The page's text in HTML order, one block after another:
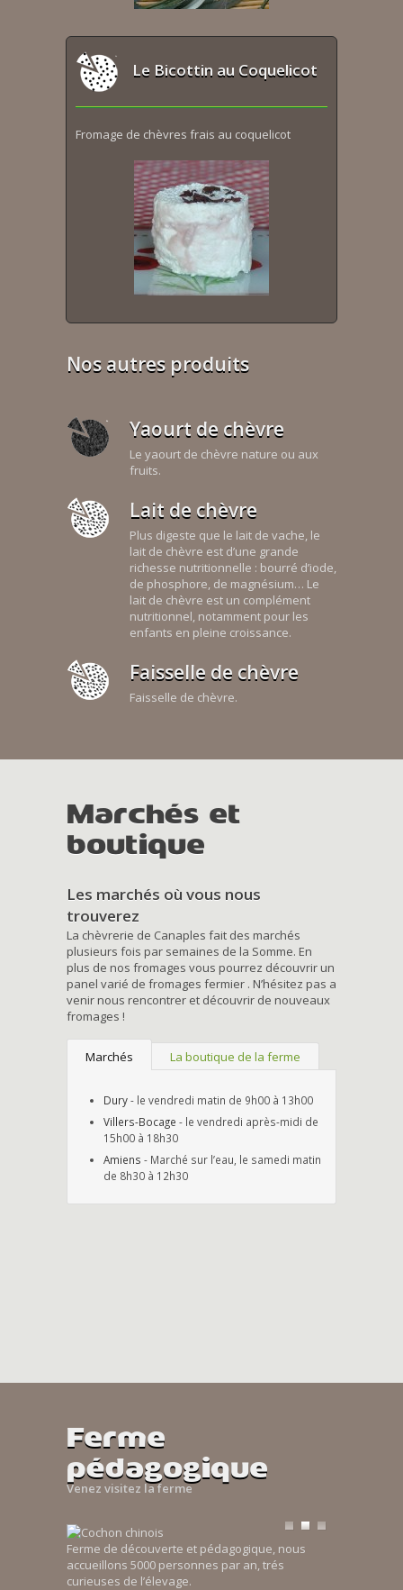
Le Bicottin au Coquelicot
Fromage de chèvres frais au coquelicot
Nos autres produits
Yaourt de chèvre
Le yaourt de chèvre nature ou aux
fruits.
Lait de chèvre
Plus digeste que le lait de vache, le
lait de chèvre est d’une grande
richesse nutritionnelle : bourré d’iode,
de phosphore, de magnésium… Le
lait de chèvre est un complément
nutritionnel, notamment pour les
enfants en pleine croissance.
Faisselle de chèvre
Faisselle de chèvre.
Marchés et
boutique
Les marchés où vous nous
trouverez
La chèvrerie de Canaples fait des marchés
plusieurs fois par semaines de la Somme. En
plus de nos fromages vous pourrez découvrir un
panel varié de fromages fermier . N’hésitez pas a
venir nous rencontrer et découvrir de nouveaux
fromages !
Marchés La boutique de la ferme
Dury- le vendredi matin de 9h00 à 13h00
Villers-Bocage - le vendredi après-midi de
15h00 à 18h30
Amiens - Marché sur l’eau, le samedi matin
de 8h30 à 12h30
Ferme
pédagogique
Venez visitez la ferme
Ferme de découverte et pédagogique, nous
accueillons 5000 personnes par an, trés
curieuses de l’élevage.